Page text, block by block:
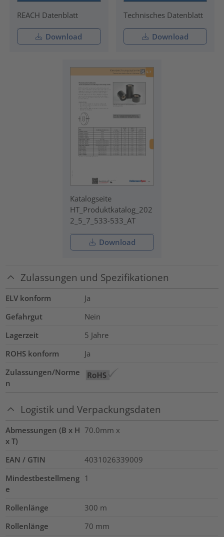
REACH Datenblatt
Download
Technisches Datenblatt
Download
Katalogseite
HT_Produktkatalog_202
2_5_7_533-533_AT
Download
Zulassungen und Spezifikationen
ELV konform
Ja
Gefahrgut
Nein
Lagerzeit
5 Jahre
ROHS konform
Ja
Zulassungen/Norme
n
Logistik und Verpackungsdaten
Abmessungen (B x H
x T)
70.0mm x
EAN / GTIN
4031026339009
Mindestbestellmeng
e
1
Rollenlänge 300 m
Rollenlänge
70 mm